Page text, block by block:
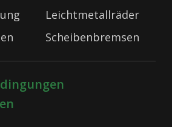
Leichtmetallräder
Scheibenbremsen